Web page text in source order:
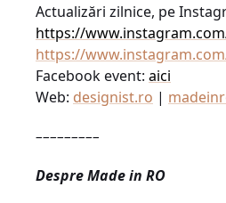
Actualizări zilnice, pe
https://
https://
Facebook event: aici
Web: designist.ro |
–––––––––
Despre Made in RO